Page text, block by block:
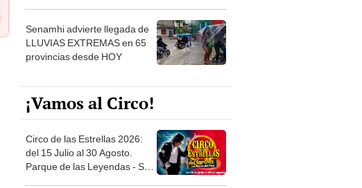
Senamhi advierte llegada de
LLUVIAS EXTREMAS en 65
provincias desde HOY
¡Vamos al Circo!
Circo de las Estrellas 2026:
del 15 Julio al 30 Agosto.
Parque de las Leyendas - San